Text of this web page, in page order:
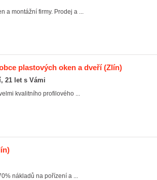
a montážní firmy. Prodej a ...
plastových oken a dveří(Zlín)
21 let s Vámi
kvalitního profilového ...
nákladů na pořízení a ...